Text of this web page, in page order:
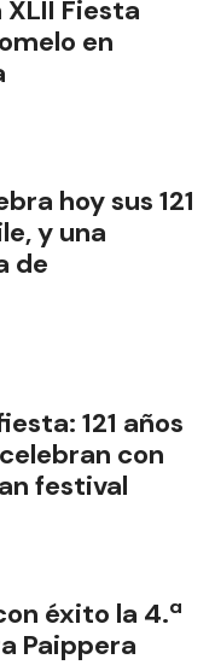
Fiesta
en
hoy sus 121
y una
de
121 años
con
festival
éxito la 4.ª
Paippera